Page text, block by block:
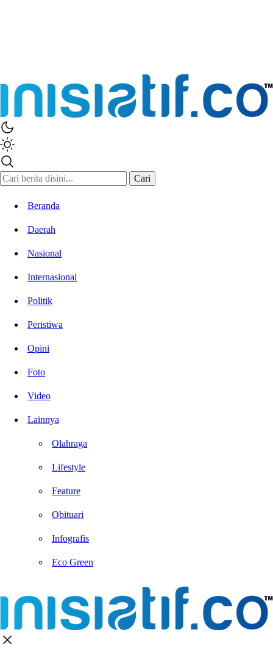
Cari
Beranda
Daerah
Nasional
Internasional
Politik
Peristiwa
Opini
Foto
Video
Lainnya
Olahraga
Lifestyle
Feature
Obituari
Infografis
Eco Green